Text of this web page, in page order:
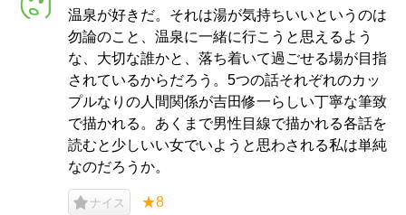
温泉が好きだ。それは湯が気持ちいいというのは
勿論のこと、温泉に一緒に行こうと思えるよう
な、大切な誰かと、落ち着いて過ごせる場が目指
されているからだろう。5つの話それぞれのカッ
プルなりの人間関係が吉田修一らしい丁寧な筆致
で描かれる。あくまで男性目線で描かれる各話を
読むと少しいい女でいようと思わされる私は単純
なのだろうか。
ナイス ★8